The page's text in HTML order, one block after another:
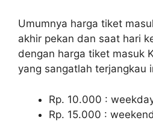
Umumnya harga tiket
akhir pekan dan saat hari
dengan harga tiket masuk
yang sangatlah terjangkau
Rp. 10.000 :
Rp. 15.000 :